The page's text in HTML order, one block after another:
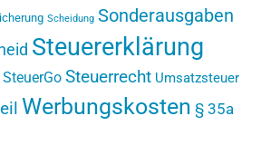
Scheidung Sonderausgaben
Steuererklärung
SteuerGo Steuerrecht Umsatzsteuer
Werbungskosten § 35a